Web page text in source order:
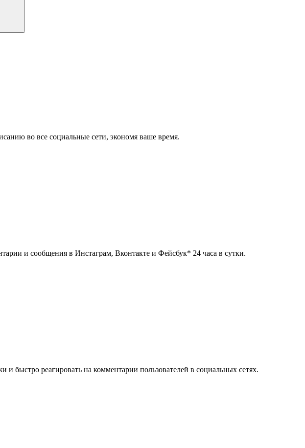
во все социальные сети, экономя ваше время.
и сообщения в Инстаграм, Вконтакте и Фейсбук* 24 часа в сутки.
и быстро реагировать на комментарии пользователей в социальных сетях.